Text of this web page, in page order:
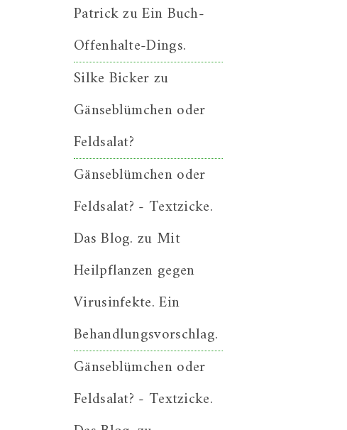
PatrickzuEin Buch-
Offenhalte-Dings.
Silke Bickerzu
Gänseblümchen oder
Feldsalat?
Gänseblümchen oder
Feldsalat? - Textzicke.
Das Blog. zu Mit
Heilpflanzen gegen
Virusinfekte. Ein
Behandlungsvorschlag.
Gänseblümchen oder
Feldsalat? - Textzicke.